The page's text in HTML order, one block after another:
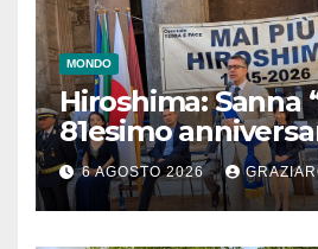
MONDO
Hiroshima: Sanna
81esimo
monito per tutti”
6 AGOSTO 2026